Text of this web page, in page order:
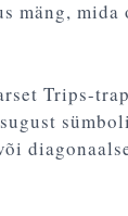
mäng, mida
Trips-